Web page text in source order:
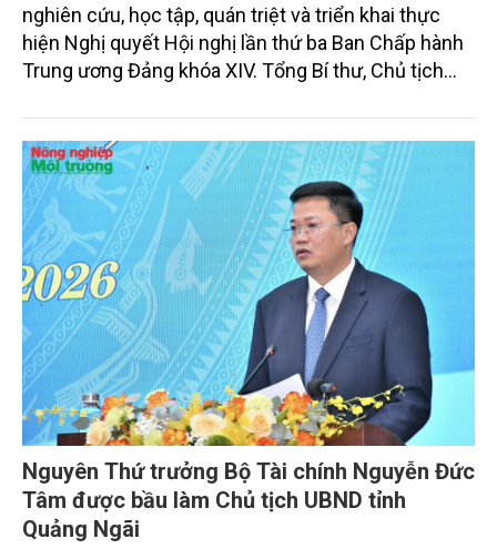
nghiên cứu, học tập, quán triệt và triển khai thực
hiện Nghị quyết Hội nghị lần thứ ba Ban Chấp hành
Trung ương Đảng khóa XIV. Tổng Bí thư, Chủ tịch
trọng. Tạp chí Nông nghiệp và Môi trường trân trọng
giới thiệu toàn văn bài phát biểu của đồng chí Tổng
Bí thư, Chủ tịch nước.
Nguyên Thứ trưởng Bộ Tài chính Nguyễn Đức
Tâm được bầu làm Chủ tịch UBND tỉnh
Quảng Ngãi